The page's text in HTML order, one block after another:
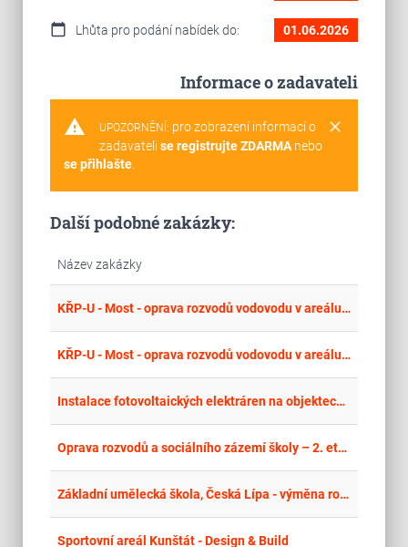
calendar_today Lhůta pro podání nabídek do: 01.06.2026
Informace o zadavateli
warning clear
UPOZORNĚNÍ: pro zobrazení informací o
zadavateli se registrujte ZDARMAnebo
se přihlašte.
Další podobné zakázky:
Název zakázky
KŘP-U - Most - oprava rozvodů vodovodu v areálu PČR Kaňkov
KŘP-U - Most - oprava rozvodů vodovodu v areálu PČR Kaňkov
Instalace fotovoltaických elektráren na objektech města Varnsdorf – TS Varnsdorf a Hřbitov
Oprava rozvodů a sociálního zázemí školy – 2. etapa
Základní umělecká škola, Česká Lípa - výměna rozvodů ZTI - 7. etapa
Sportovní areál Kunštát - Design & Build